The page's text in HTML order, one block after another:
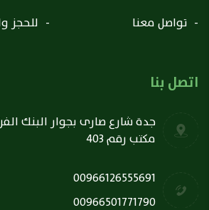
تواصل معنا للحجز
اتصل بنا
جدة شارع صارى بجوار البنك
مكتب رقم 403
00966126555691
00966501771790